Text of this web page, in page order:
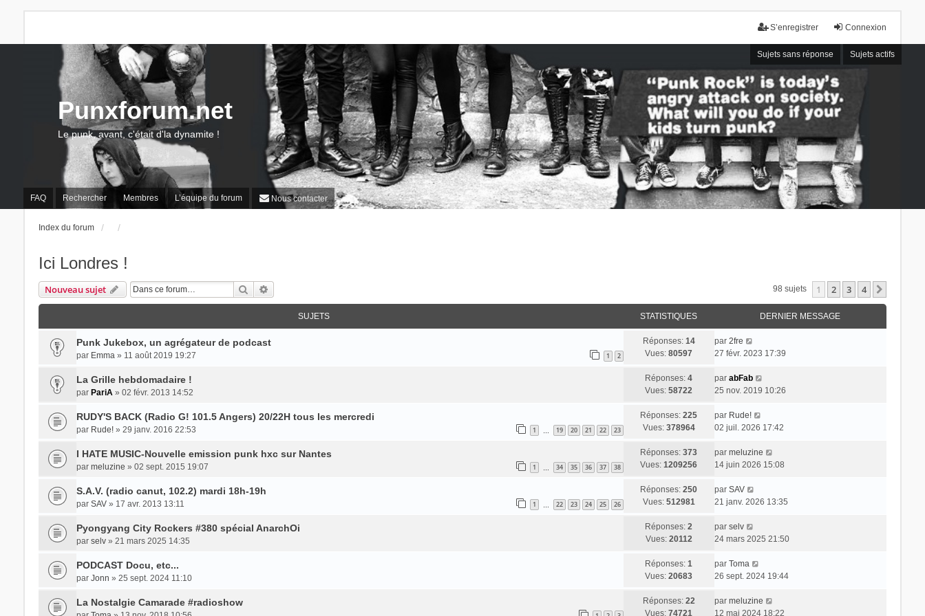
Connexion
S’enregistrer
Sujets sans réponse Sujets actifs
FAQ Rechercher Membres L’équipe du forum Nous contacter
Punxforum.net
Le punk, avant, c'était d'la dynamite !
Index du forum
Ici Londres !
Nouveau sujet Rechercher 98 sujets 1 2 3 4
SUJETS STATISTIQUES DERNIER MESSAGE
Punk Jukebox, un agrégateur de podcast
par Emma» 11 août 2019 19:27 1 2
Réponses: 14
Vues:80597
par 2fre
27 févr. 2023 17:39
La Grille hebdomadaire !
par PariA» 02 févr. 2013 14:52
Réponses:4
Vues:58722
par abFab
25 nov. 2019 10:26
RUDY'S BACK (Radio G! 101.5 Angers) 20/22H tous les mercredi
par Rude!» 29 janv. 2016 22:53 1 19 20 21 22 23
Réponses:225
Vues: 378964
par Rude!
02 juil. 2026 17:42
I HATE MUSIC-Nouvelle emission punk hxc sur Nantes
par meluzine » 02 sept. 2015 19:07 1 34 35 36 37 38
Réponses:373
Vues:1209256
par meluzine
14 juin 2026 15:08
S.A.V. (radio canut, 102.2) mardi 18h-19h
par SAV» 17 avr. 2013 13:11 1 22 23 24 25 26
Réponses:250
Vues: 512981
par SAV
21 janv. 2026 13:35
Pyongyang City Rockers #380 spécial AnarchOi
par selv» 21 mars 2025 14:35
Réponses:2
Vues: 20112
par selv
24 mars 2025 21:50
PODCAST Docu, etc...
par Jonn » 25 sept. 2024 11:10
Réponses:1
Vues:20683
par Toma
26 sept. 2024 19:44
La Nostalgie Camarade #radioshow Réponses: 22
Vues:74721
par meluzine
12 mai 2024 18:22